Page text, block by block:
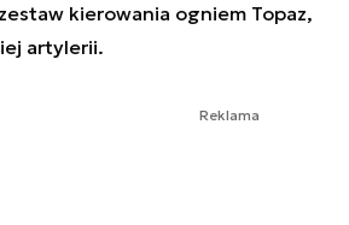
kierowania ogniem Topaz,
artylerii.
Reklama